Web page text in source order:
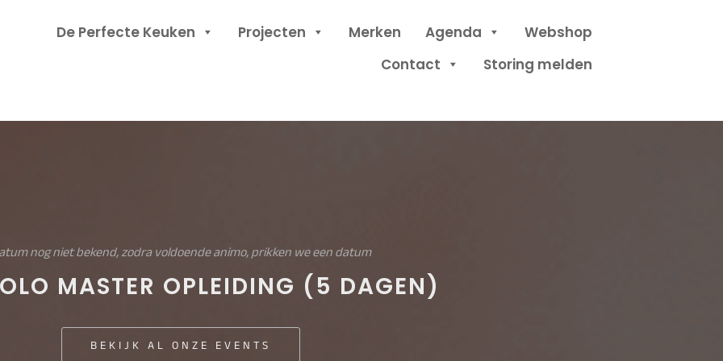
Header
De Perfecte Keuken Projecten Merken Agenda
Webshop
Contact
Storing melden
nog niet bekend, zodra voldoende animo, prikken we een datum
MASTER OPLEIDING (5 DAGEN)
BEKIJK AL ONZE EVENTS